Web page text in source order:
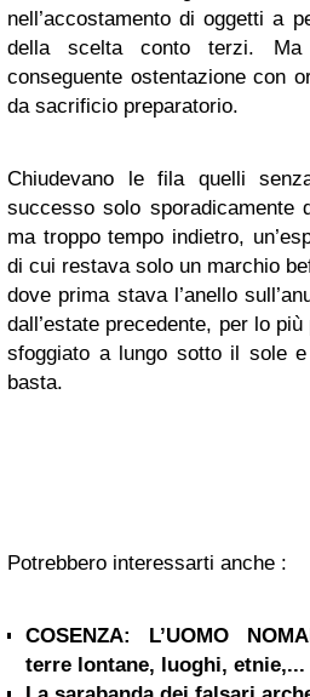
nell’accostamento di oggetti a
della scelta conto terzi. Ma
conseguente ostentazione con
da sacrificio preparatorio.
Chiudevano le fila quelli
successo solo sporadicamente
ma troppo tempo indietro,
di cui restava solo un marchio
dove prima stava l’anello
dall’estate precedente, per lo
sfoggiato a lungo sotto il sole
basta.
Potrebbero interessarti anche :
COSENZA: L’UOMO
terre lontane, luoghi, etnie,...